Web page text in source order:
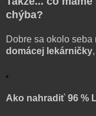
chýba?
Dobre sa okolo
domácej lekárničky
Ako nahradiť 96 %